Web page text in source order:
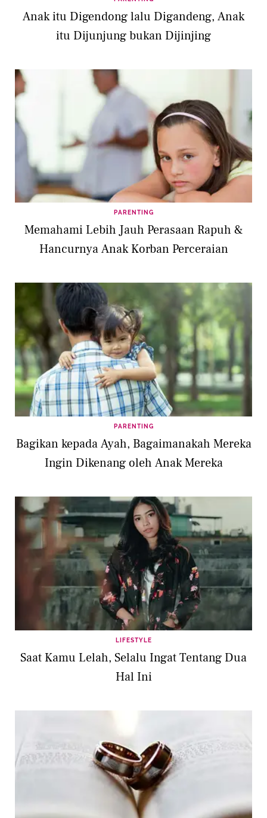
Anak itu Digendong lalu Digandeng, Anak
itu Dijunjung bukan Dijinjing
PARENTING
Memahami Lebih Jauh Perasaan Rapuh &
Hancurnya Anak Korban Perceraian
PARENTING
Bagikan kepada Ayah, Bagaimanakah Mereka
Ingin Dikenang oleh Anak Mereka
LIFESTYLE
Saat Kamu Lelah, Selalu Ingat Tentang Dua
Hal Ini